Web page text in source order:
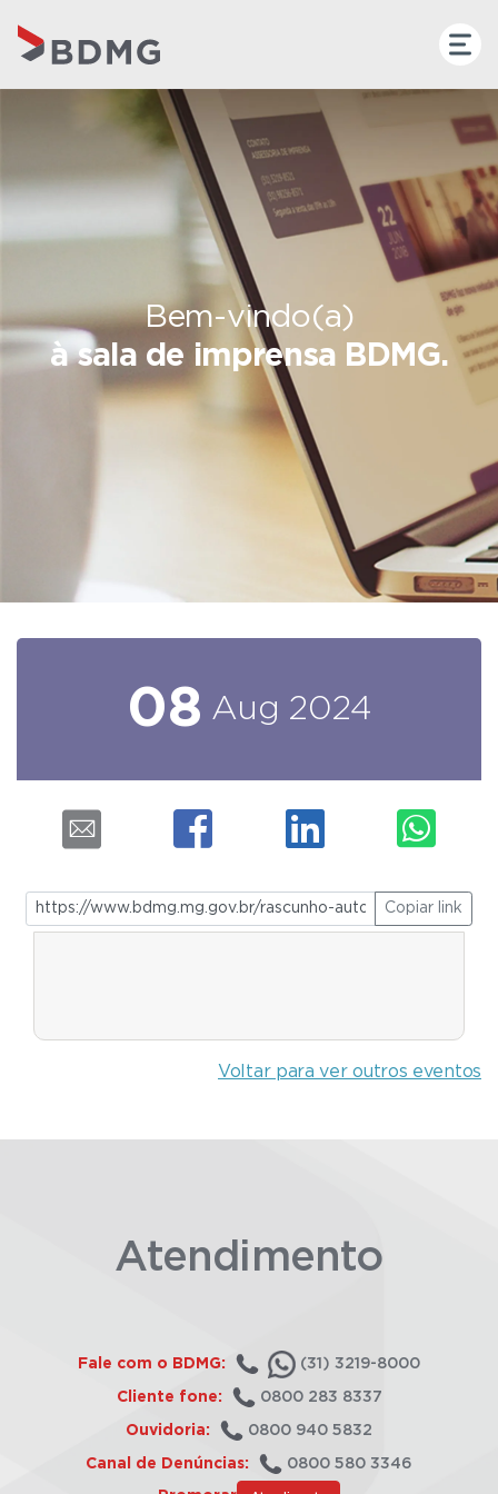
Bem-vindo(a)
à sala de imprensa BDMG.
08 Aug 2024
Copiar link
Voltar para ver outros eventos
Atendimento
Fale com o BDMG: (31) 3219-8000
Cliente fone: 0800 283 8337
Ouvidoria: 0800 940 5832
Canal de Denúncias: 0800 580 3346